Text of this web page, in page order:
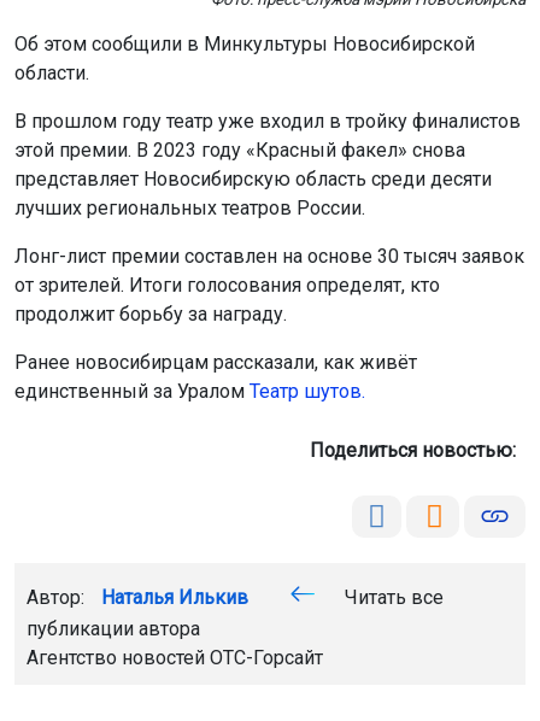
Об этом сообщили в Минкультуры Новосибирской
области.
В прошлом году театр уже входил в тройку финалистов
этой премии. В 2023 году «Красный факел» снова
представляет Новосибирскую область среди десяти
лучших региональных театров России.
Лонг-лист премии составлен на основе 30 тысяч заявок
от зрителей. Итоги голосования определят, кто
продолжит борьбу за награду.
Ранее новосибирцам рассказали, как живёт
единственный за Уралом Театр шутов.
Поделиться новостью:
Автор: Наталья Илькив
Читать все
публикации автора
Агентство новостей ОТС-Горсайт